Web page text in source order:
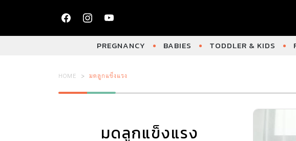
PREGNANCY BABIES TODDLER & KIDS
HOME มดลูกแข็งแรง
มดลูกแข็งแรง